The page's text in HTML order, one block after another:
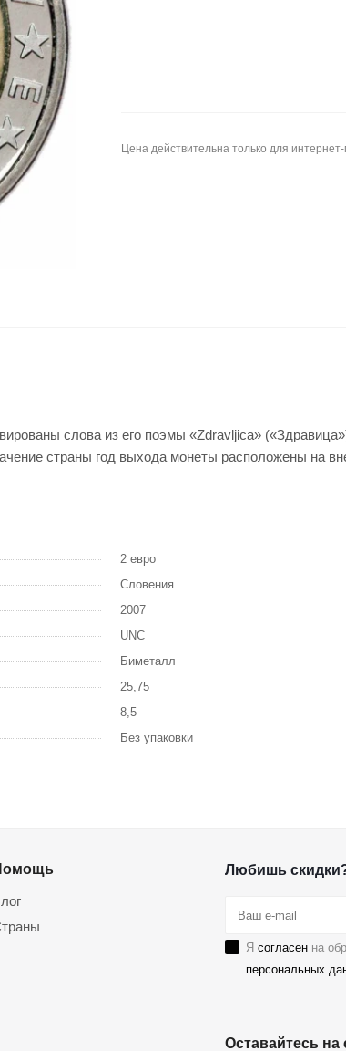
Цена действительна только для
слова из его поэмы «Zdravljica»
страны год выхода монеты расположены на
2 евро
Словения
2007
UNC
Биметалл
25,75
8,5
Без упаковки
Любишь
Я согласенна
персональных
Оставайтесь на